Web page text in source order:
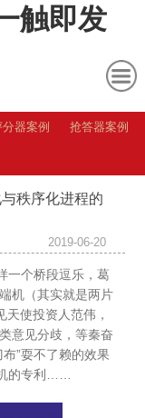
触即发
分器案例 抢答器案例
秩序化进程的
2019-06-20
个桥段逗乐，葛
机（其实就是两片
使投资人范伟，
意见分歧，等秦奋
”耍不了赖的效果
的专利 ……